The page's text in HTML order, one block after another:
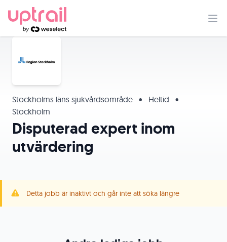
Stockholms läns sjukvårdsområde • Heltid
•
Stockholm
Disputerad expert inom
utvärdering
Detta jobb är inaktivt och går inte att söka längre